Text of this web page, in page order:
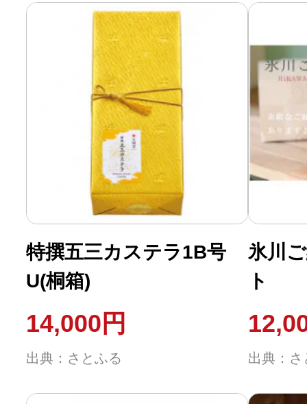
個人事業主・フリーラン
個人事業・フリーランス
ふるさと納税の基礎知識
10秒ぴったり診断
自治体直営サイト特集
はじめるバイブルとは
よくあるご質問
特撰五三カステラ1B号
U(桐箱)
14,000円
出典：さとふる
氷川
ト
出典：さ